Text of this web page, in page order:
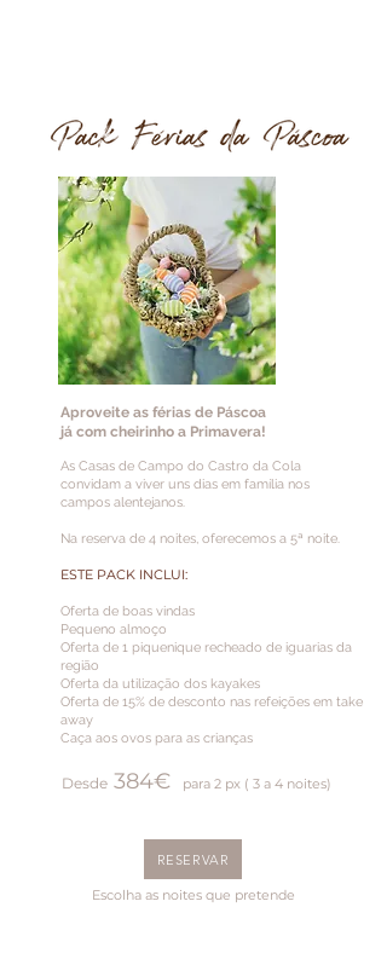
RESERVAR
Escolha as noites que pretende
Aproveite as férias de Páscoa
​já com cheirinho a Primavera!
As Casas de Campo do Castro da Cola
convidam a viver uns dias em família nos
campos alentejanos.
Na reserva de 4 noites, oferecemos a 5ª noite.
ESTE PACK INCLUI:
Oferta de boas vindas
Pequeno almoço
Oferta de 1 piquenique recheado de iguarias da
região
Oferta da utilização dos kayakes
Oferta de 15% de desconto nas refeições em take
away
Caça aos ovos para as crianças
Desde 384€ para 2 px ( 3 a 4 noites)